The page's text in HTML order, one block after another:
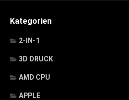
Kategorien
2-IN-1
3D DRUCK
AMD CPU
APPLE